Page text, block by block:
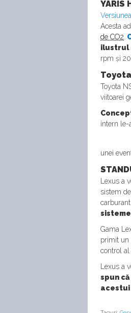
YARIS
Acesta
de CO2
ilustrul
rpm și
Toyota
Toyota
viitoarei
intern le-
unei
Lexus a
sistem
Gama
primit un
control al
Lexus a
spun
acestui